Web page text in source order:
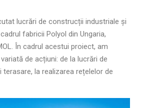
lucrări de construcții industriale și
fabricii Polyol din Ungaria,
În cadrul acestui proiect, am
de acțiuni: de la lucrări de
terasare, la realizarea rețelelor de